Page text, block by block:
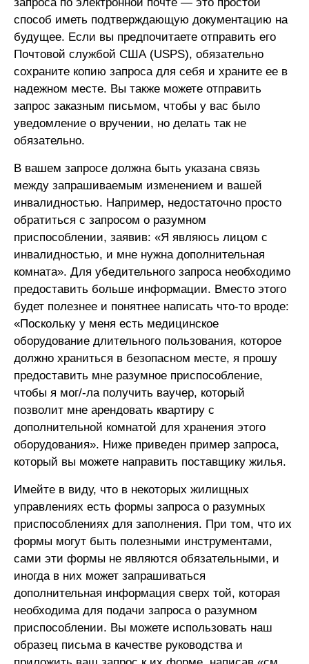
способ иметь подтверждающую документацию на
будущее. Если вы предпочитаете отправить его
Почтовой службой США (USPS), обязательно
сохраните копию запроса для себя и храните ее в
надежном месте. Вы также можете отправить
запрос заказным письмом, чтобы у вас было
уведомление о вручении, но делать так не
обязательно.
В вашем запросе должна быть указана связь
между запрашиваемым изменением и вашей
инвалидностью. Например, недостаточно просто
обратиться с запросом о разумном
приспособлении, заявив: «Я являюсь лицом с
инвалидностью, и мне нужна дополнительная
комната». Для убедительного запроса необходимо
предоставить больше информации. Вместо этого
будет полезнее и понятнее написать что-то вроде:
«Поскольку у меня есть медицинское
оборудование длительного пользования, которое
должно храниться в безопасном месте, я прошу
предоставить мне разумное приспособление,
чтобы я мог/-ла получить ваучер, который
позволит мне арендовать квартиру с
дополнительной комнатой для хранения этого
оборудования». Ниже приведен пример запроса,
который вы можете направить поставщику жилья.
Имейте в виду, что в некоторых жилищных
управлениях есть формы запроса о разумных
приспособлениях для заполнения. При том, что их
формы могут быть полезными инструментами,
сами эти формы не являются обязательными, и
иногда в них может запрашиваться
дополнительная информация сверх той, которая
необходима для подачи запроса о разумном
приспособлении. Вы можете использовать наш
образец письма в качестве руководства и